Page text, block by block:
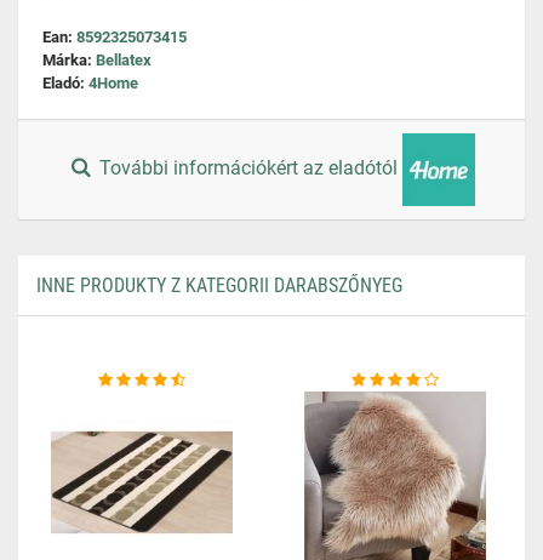
Ean: 8592325073415
Márka: Bellatex
Eladó: 4Home
További információkért az eladótól
INNE PRODUKTY Z KATEGORII DARABSZŐNYEG